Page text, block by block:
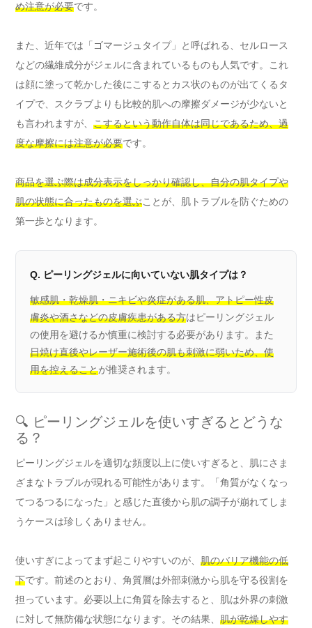
め注意が必要です。
また、近年では「ゴマージュタイプ」と呼ばれる、セルロース
などの繊維成分がジェルに含まれているものも人気です。これ
は顔に塗って乾かした後にこするとカス状のものが出てくるタ
イプで、スクラブよりも比較的肌への摩擦ダメージが少ないと
も言われますが、 こするという動作自体は同じであるため、過
度な摩擦には注意が必要です。
商品を選ぶ際は成分表示をしっかり確認し、自分の肌タイプや
肌の状態に合ったものを選ぶことが、肌トラブルを防ぐための
第一歩となります。
Q. ピーリングジェルに向いていない肌タイプは？
敏感肌・乾燥肌・ニキビや炎症がある肌、アトピー性皮
膚炎や酒さなどの皮膚疾患がある方はピーリングジェル
の使用を避けるか慎重に検討する必要があります。また
日焼け直後やレーザー施術後の肌も刺激に弱いため、使
用を控えることが推奨されます。
🔍 ピーリングジェルを使いすぎるとどうな
る？
ピーリングジェルを適切な頻度以上に使いすぎると、肌にさま
ざまなトラブルが現れる可能性があります。「角質がなくなっ
てつるつるになった」と感じた直後から肌の調子が崩れてしま
うケースは珍しくありません。
使いすぎによってまず起こりやすいのが、 肌のバリア機能の低
下です。前述のとおり、角質層は外部刺激から肌を守る役割を
担っています。必要以上に角質を除去すると、肌は外界の刺激
に対して無防備な状態になります。その結果、 肌が乾燥しやす